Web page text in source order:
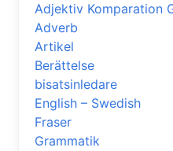
Adjektiv Komparation
Adverb
Artikel
Berättelse
bisatsinledare
English – Swedish
Fraser
Grammatik